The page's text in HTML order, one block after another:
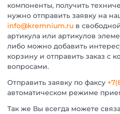
компоненты, получить
нужно отправить заявку на
info@kremnium.ru в
артикула или артикулов
либо можно добавить
корзину и отправить заказ с
вопросами.
Отправить заявку по факсу
автоматическом режиме
Так же Вы всегда можете